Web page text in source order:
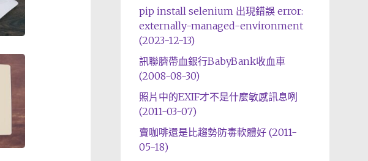
pip install selenium 出現錯誤 error:
externally-managed-environment
(2023-12-13)
訊聯臍帶血銀行BabyBank收血車
(2008-08-30)
照片中的EXIF才不是什麼敏感訊息咧
(2011-03-07)
賣咖啡還是比趨勢防毒軟體好 (2011-
05-18)